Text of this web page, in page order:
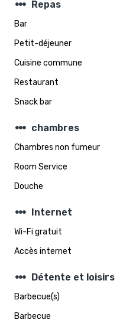
steppers Repas
Bar
Petit-déjeuner
Cuisine commune
Restaurant
Snack bar
steppers chambres
Chambres non fumeur
Room Service
Douche
steppers Internet
Wi-Fi gratuit
Accès internet
steppers Détente et loisirs
Barbecue(s)
Barbecue